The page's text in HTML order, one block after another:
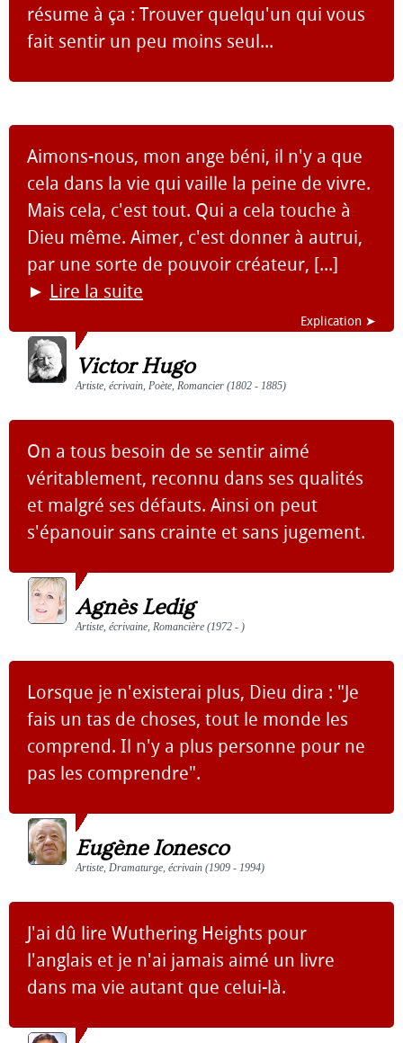
résume à ça : Trouver quelqu'un qui vous
fait sentir un peu moins seul...
Aimons-nous, mon ange béni, il n'y a que
cela dans la vie qui vaille la peine de vivre.
Mais cela, c'est tout. Qui a cela touche à
Dieu même. Aimer, c'est donner à autrui,
par une sorte de pouvoir créateur, [...]
► Lire la suite
Explication ➤
Victor Hugo
Artiste, écrivain, Poète, Romancier (1802 - 1885)
On a tous besoin de se sentir aimé
véritablement, reconnu dans ses qualités
et malgré ses défauts. Ainsi on peut
s'épanouir sans crainte et sans jugement.
Agnès Ledig
Artiste, écrivaine, Romancière (1972 - )
Lorsque je n'existerai plus, Dieu dira : "Je
fais un tas de choses, tout le monde les
comprend. Il n'y a plus personne pour ne
pas les comprendre".
Eugène Ionesco
Artiste, Dramaturge, écrivain (1909 - 1994)
J'ai dû lire Wuthering Heights pour
l'anglais et je n'ai jamais aimé un livre
dans ma vie autant que celui-là.